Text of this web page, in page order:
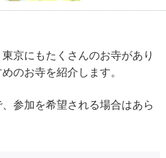
京にもたくさんのお寺があり
のお寺を紹介します。
参加を希望される場合はあら